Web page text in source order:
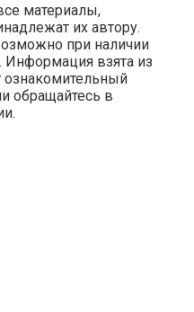
материалы,
их автору.
при наличии
Информация взята из
ознакомительный
обращайтесь в